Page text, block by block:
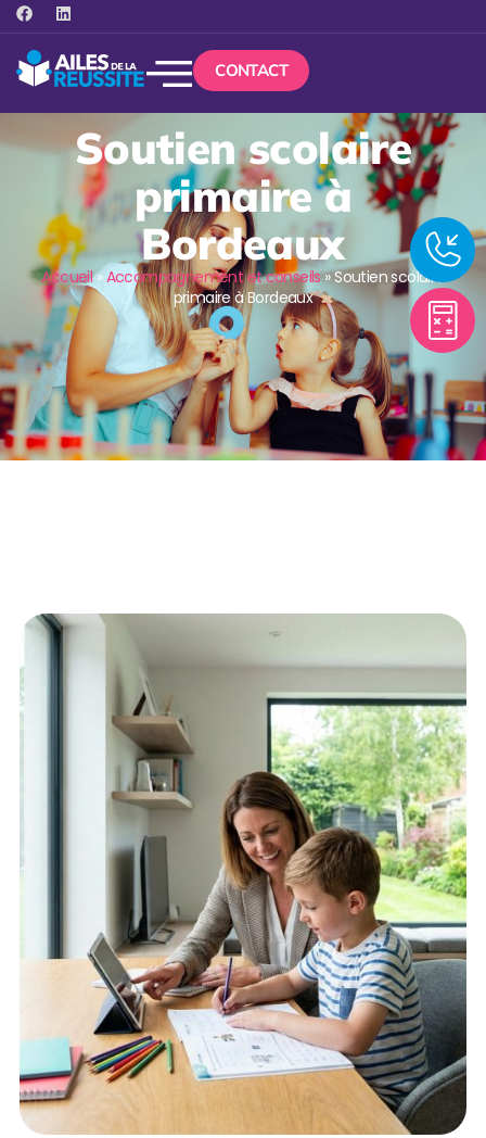
CONTACT
Soutien scolaire
primaire à
Bordeaux
Accueil»Accompagnement et conseils»Soutien scolaire
primaire à Bordeaux